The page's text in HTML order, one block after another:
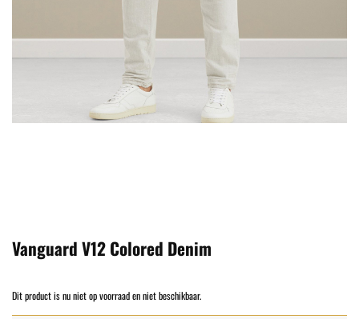
Vanguard V12 Colored Denim
Dit product is nu niet op voorraad en niet beschikbaar.